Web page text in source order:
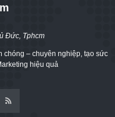
Đức, Tphcm
chóng – chuyên nghiệp, tạo sức
hiệu quả